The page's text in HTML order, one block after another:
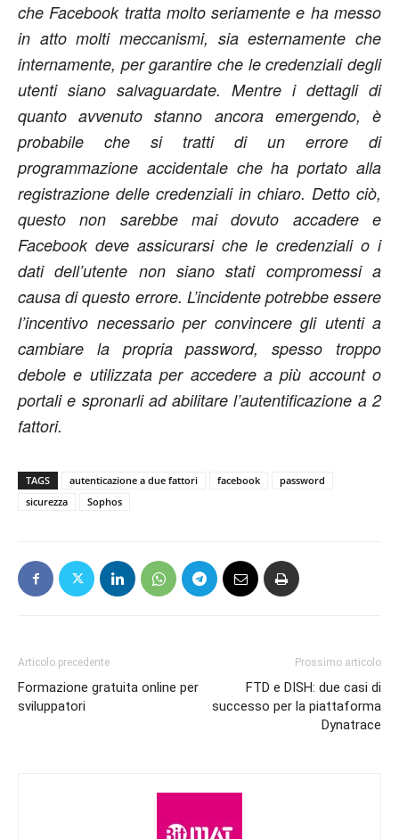
che Facebook tratta molto seriamente e ha messo
in atto molti meccanismi, sia esternamente che
internamente, per garantire che le credenziali degli
utenti siano salvaguardate. Mentre i dettagli di
quanto avvenuto stanno ancora emergendo, è
probabile che si tratti di un errore di
programmazione accidentale che ha portato alla
registrazione delle credenziali in chiaro. Detto ciò,
questo non sarebbe mai dovuto accadere e
Facebook deve assicurarsi che le credenziali o i
dati dell’utente non siano stati compromessi a
causa di questo errore. L’incidente potrebbe essere
l’incentivo necessario per convincere gli utenti a
cambiare la propria password, spesso troppo
debole e utilizzata per accedere a più account o
portali e spronarli ad abilitare l’autentificazione a 2
fattori.
TAGS autenticazione a due fattori facebook
password
sicurezza
Sophos
Articolo precedente
Formazione gratuita online per
sviluppatori
Prossimo articolo
FTD e DISH: due casi di
successo per la piattaforma
Dynatrace